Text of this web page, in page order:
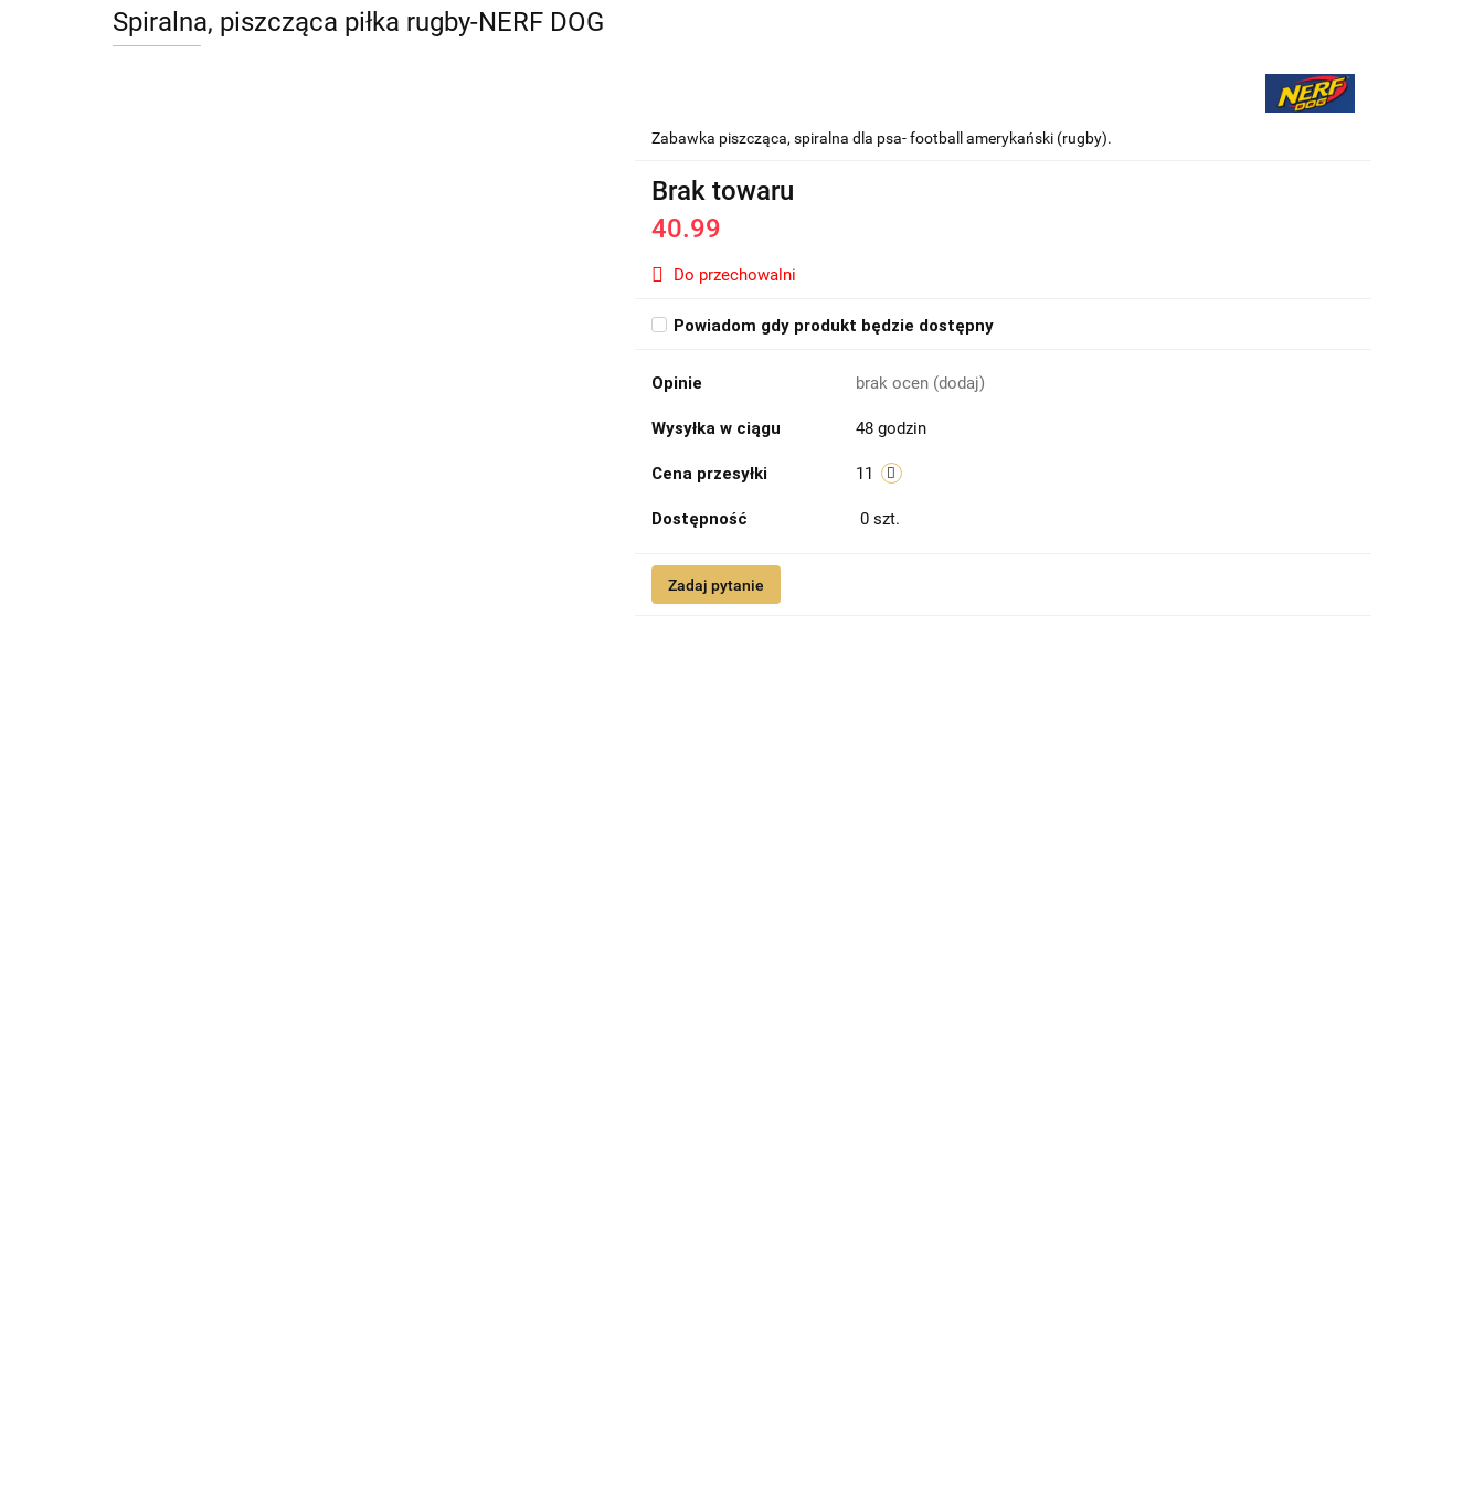
Spiralna, piszcząca piłka rugby-NERF DOG
Zabawka piszcząca, spiralna dla psa- football amerykański (rugby).
Brak towaru
40.99
Do przechowalni
Powiadom gdy produkt będzie dostępny
Opinie brak ocen (dodaj)
Wysyłka w ciągu 48 godzin
Cena przesyłki 11
Dostępność 0 szt.
Zadaj pytanie